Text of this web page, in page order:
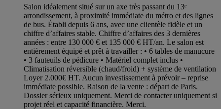
Salon idéalement situé sur un axe très passant du 13ᵉ
arrondissement, à proximité immédiate du métro et des lignes
de bus. Établi depuis 6 ans, avec une clientèle fidèle et un
chiffre d’affaires stable. Chiffre d’affaires des 3 dernières
années : entre 130 000 € et 135 000 € HT/an. Le salon est
entièrement équipé et prêt à travailler : • 6 tables de manucure
• 3 fauteuils de pédicure • Matériel complet inclus •
Climatisation réversible (chaud/froid) + système de ventilation
Loyer 2.000€ HT. Aucun investissement à prévoir – reprise
immédiate possible. Raison de la vente : départ de Paris.
Dossier sérieux uniquement. Merci de contacter uniquement si
projet réel et capacité financière. Merci.